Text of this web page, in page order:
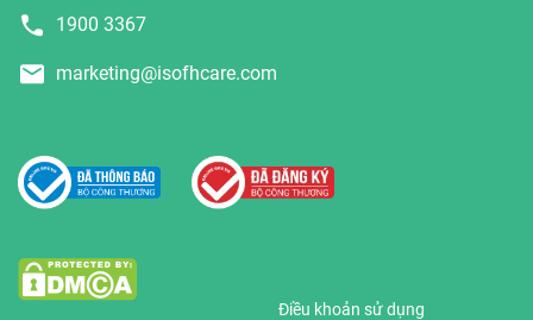
1900 3367
marketing@isofhcare.com
Điều khoản sử dụng